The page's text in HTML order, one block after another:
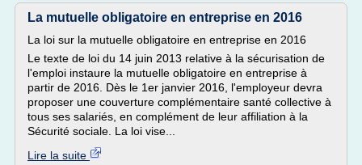
La mutuelle obligatoire en entreprise en 2016
La loi sur la mutuelle obligatoire en entreprise en 2016
Le texte de loi du 14 juin 2013 relative à la sécurisation de
l'emploi instaure la mutuelle obligatoire en entreprise à
partir de 2016. Dès le 1er janvier 2016, l'employeur devra
proposer une couverture complémentaire santé collective à
tous ses salariés, en complément de leur affiliation à la
Sécurité sociale. La loi vise...
Lire la suite